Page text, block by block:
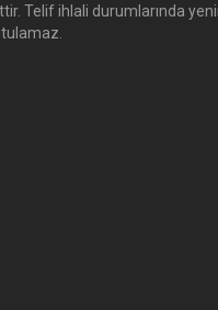
Telif ihlali durumlarında